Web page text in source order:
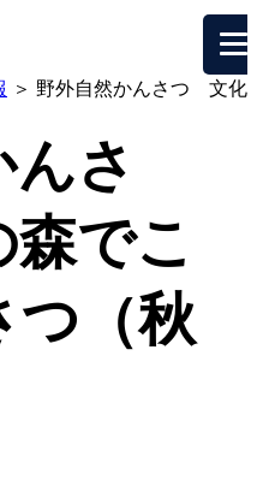
＞ 野外自然かんさつ 文化
さ
でこ
つ（秋